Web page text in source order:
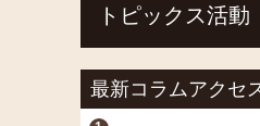
トピックス活動
最新コラムアクセ